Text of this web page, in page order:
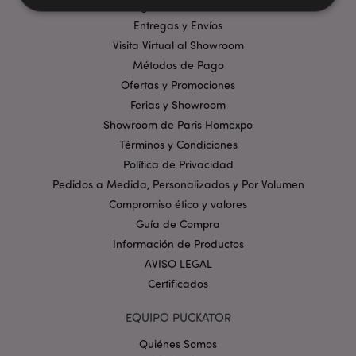
Entregas y Envíos
Visita Virtual al Showroom
Métodos de Pago
Ofertas y Promociones
Ferias y Showroom
Showroom de Paris Homexpo
Términos y Condiciones
Política de Privacidad
Pedidos a Medida, Personalizados y Por Volumen
Compromiso ético y valores
Guía de Compra
Información de Productos
AVISO LEGAL
Certificados
EQUIPO PUCKATOR
Quiénes Somos
Estrictamente necesarias
Rendimiento
Orientación
Funcionalidad
Las cookies estrictamente necesarias permiten la
funcionalidad básica del sitio web, como el inicio de
sesión del usuario y la gestión de la cuenta. El sitio
web no puede funcionar correctamente sin las
cookies estrictamente necesarias.
Dominio
_GRECAPTCHA
Google LLC
mage-cache-storage